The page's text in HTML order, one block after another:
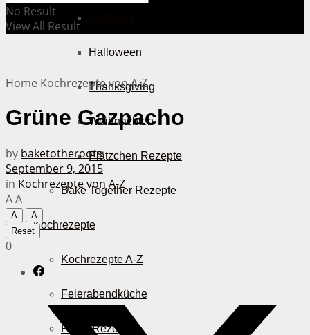
Halloween
Thanksgiving
Weihnachten
Plätzchen Rezepte
Bake Together Rezepte
Kochrezepte
Kochrezepte A-Z
Feierabendküche
Pasta Rezepte
No Result
View All Result
Home Kochrezepte von A-Z
Grüne Gazpacho
by baketotheroots
September 9, 2015
in Kochrezepte von A-Z
AA
A
A
Reset
0